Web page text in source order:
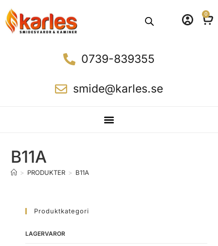
0
0739-839355
smide@karles.se
B11A
> PRODUKTER > B11A
Produktkategori
LAGERVAROR